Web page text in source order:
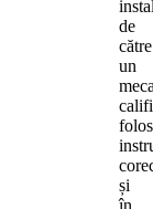
de
către
un
și
în